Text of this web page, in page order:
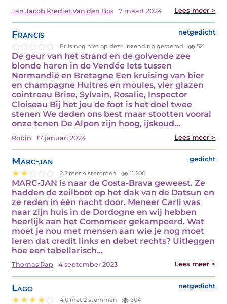
Jan Jacob Krediet Van den Bos 7 maart 2024 Lees meer >
Francis netgedicht
Er is nog niet op deze inzending gestemd. 521
De geur van het strand en de golvende zee
blonde haren in de Vendée Iets tussen
Normandië en Bretagne Een kruising van bier
en champagne Huitres en moules, vier glazen
cointreau Brise, Sylvain, Rosalie, Inspector
Cloiseau Bij het jeu de foot is het doel twee
stenen We deden ons best maar stootten vooral
onze tenen De Alpen zijn hoog, ijskoud…
Robin 17 januari 2024 Lees meer >
Marc-jan gedicht
2.2 met 4 stemmen 11.200
MARC-JAN is naar de Costa-Brava geweest. Ze
hadden de zeilboot op het dak van de Datsun en
ze reden in één nacht door. Meneer Carli was
naar zijn huis in de Dordogne en wij hebben
heerlijk aan het Comomeer gekampeerd. Wat
moet je nou met mensen aan wie je nog moet
leren dat credit links en debet rechts? Uitleggen
hoe een tabellarisch…
Thomas Rap 4 september 2023 Lees meer >
Lago netgedicht
4.0 met 2 stemmen 604